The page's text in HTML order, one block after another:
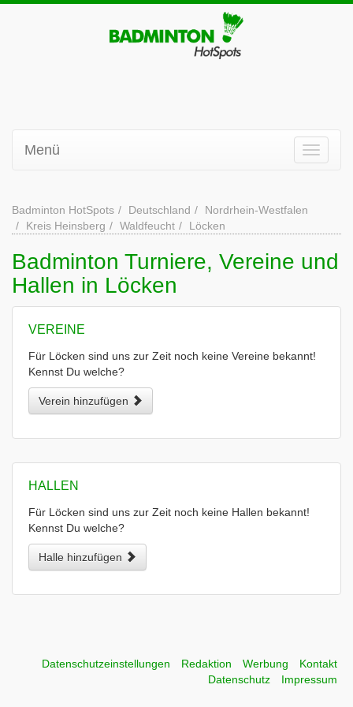
Menü
Badminton HotSpots Deutschland
Nordrhein-Westfalen
Kreis Heinsberg
Waldfeucht Löcken
Badminton Turniere, Vereine und
Hallen in Löcken
VEREINE
Für Löcken sind uns zur Zeit noch keine Vereine bekannt!
Kennst Du welche?
Verein hinzufügen
HALLEN
Für Löcken sind uns zur Zeit noch keine Hallen bekannt!
Kennst Du welche?
Halle hinzufügen
Datenschutzeinstellungen Redaktion Werbung
Kontakt
Datenschutz
Impressum